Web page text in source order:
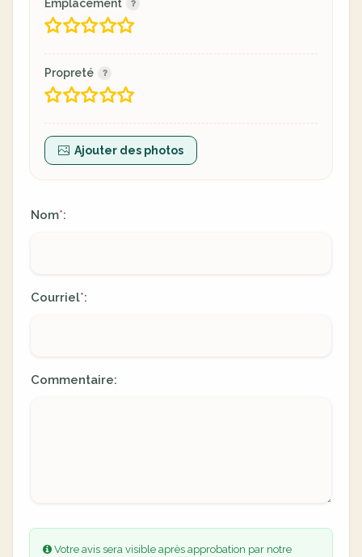
Emplacement
Propreté
Ajouter des photos
Nom*:
Courriel*:
Commentaire:
Votre avis sera visible après approbation par notre